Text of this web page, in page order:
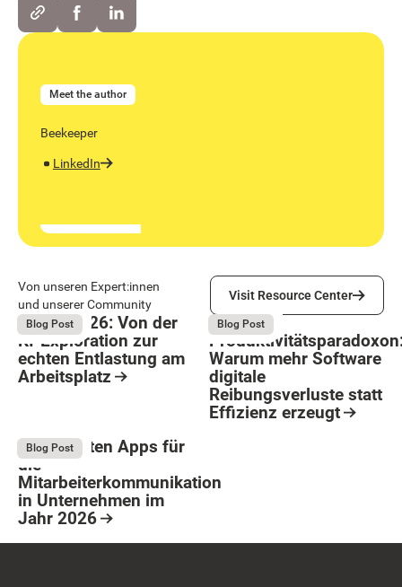
Meet the author
Beekeeper
LinkedIn
Von unseren Expert:innen
und unserer Community
Visit Resource Center
Visit Resource Center
August 4, 2026
Blog Post
Bright 2026: Von der
KI-Exploration zur
echten Entlastung am
Arbeitsplatz
August 4, 2026
Blog Post
Das
Warum mehr Software
digitale
Reibungsverluste statt
Effizienz erzeugt
August 4, 2026
Blog Post
Die 9 besten Apps für
die
Mitarbeiterkommunikation
in Unternehmen im
Jahr 2026